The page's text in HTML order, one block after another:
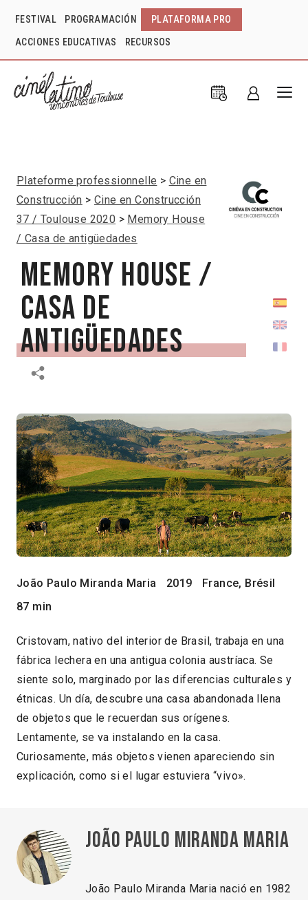
FESTIVAL PROGRAMACIÓN PLATAFORMA PRO
ACCIONES EDUCATIVAS RECURSOS
Plateforme professionnelle
Cine en
Construcción
Cine en Construcción
37 / Toulouse 2020
Memory House
/ Casa de antigüedades
Memory House /
Casa de
antigüedades
João Paulo Miranda Maria 2019
France, Brésil
87 min
Cristovam, nativo del interior de Brasil, trabaja en una
fábrica lechera en una antigua colonia austríaca. Se
siente solo, marginado por las diferencias culturales y
étnicas. Un día, descubre una casa abandonada llena
de objetos que le recuerdan sus orígenes.
Lentamente, se va instalando en la casa.
Curiosamente, más objetos vienen apareciendo sin
explicación, como si el lugar estuviera “vivo».
João Paulo Miranda Maria
João Paulo Miranda Maria nació en 1982